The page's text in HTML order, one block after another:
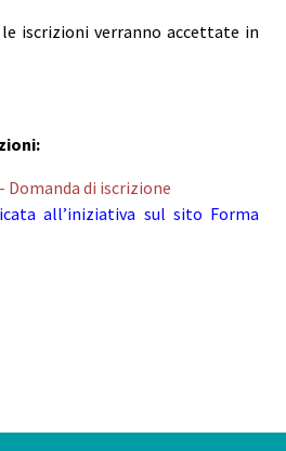
iscrizioni verranno accettate in
Domanda di iscrizione
all’iniziativa sul sito Forma